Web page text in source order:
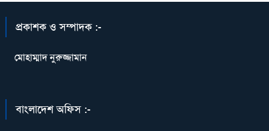
প্রকাশক ও সম্পাদক :-
মোহাম্মাদ নুরুজ্জামান
বাংলাদেশ অফিস :-